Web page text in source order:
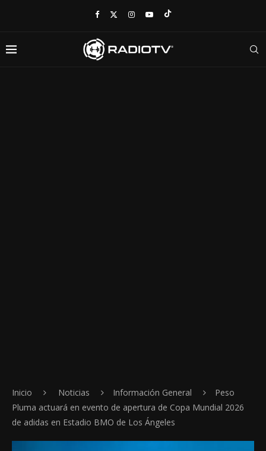
Inicio Noticias Información General
Peso
Pluma actuará en evento de apertura de Copa Mundial 2026
de adidas en Estadio BMO de Los Ángeles